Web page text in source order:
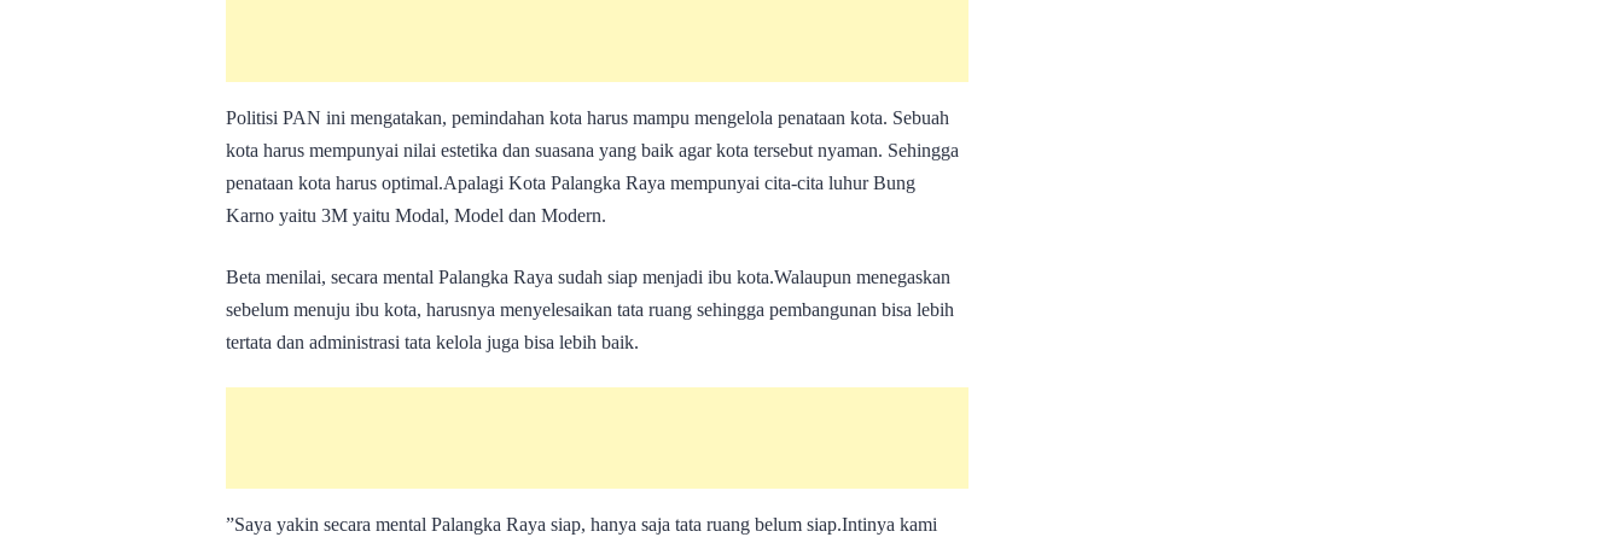
Politisi PAN ini mengatakan, pemindahan kota harus mampu mengelola penataan kota. Sebuah
kota harus mempunyai nilai estetika dan suasana yang baik agar kota tersebut nyaman. Sehingga
penataan kota harus optimal.Apalagi Kota Palangka Raya mempunyai cita-cita luhur Bung
Karno yaitu 3M yaitu Modal, Model dan Modern.
Beta menilai, secara mental Palangka Raya sudah siap menjadi ibu kota.Walaupun menegaskan
sebelum menuju ibu kota, harusnya menyelesaikan tata ruang sehingga pembangunan bisa lebih
tertata dan administrasi tata kelola juga bisa lebih baik.
”Saya yakin secara mental Palangka Raya siap, hanya saja tata ruang belum siap.Intinya kami